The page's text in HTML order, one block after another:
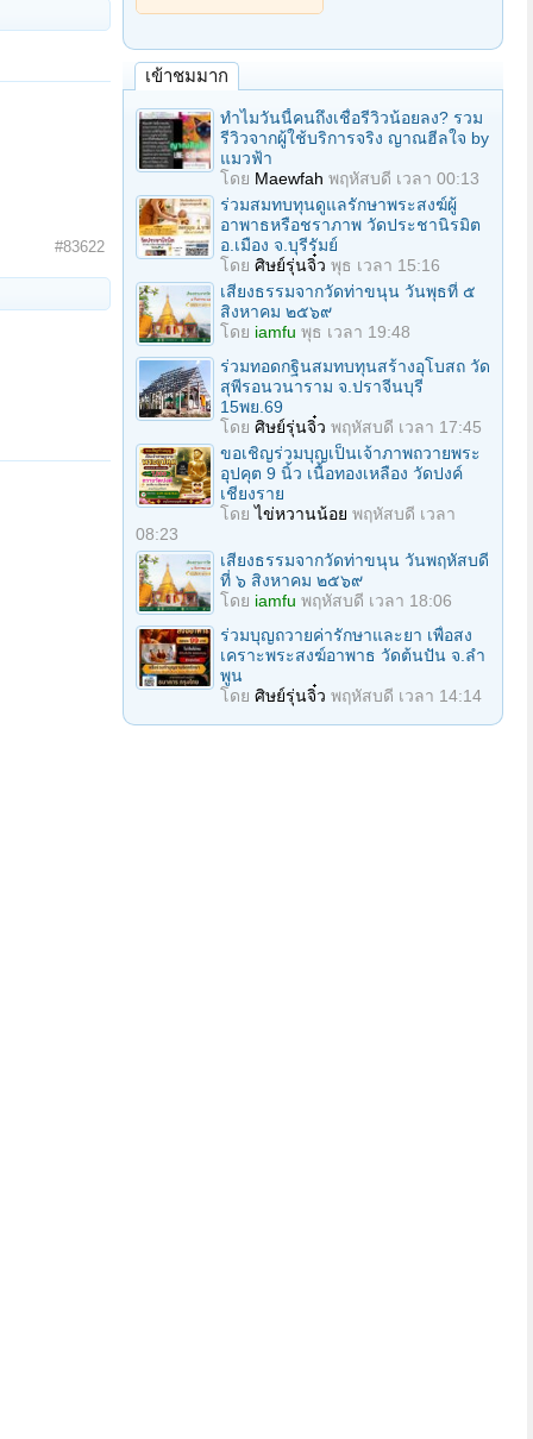
#83622
เข้าชมมาก
ทำไมวันนี้คนถึงเชื่อรีวิวน้อยลง? รวม
รีวิวจากผู้ใช้บริการจริง ญาณฮีลใจ by
แมวฟ้า
โดย Maewfah พฤหัสบดี เวลา 00:13
ร่วมสมทบทุนดูแลรักษาพระสงฆ์ผู้
อาพาธหรือชราภาพ วัดประชานิรมิต
อ.เมือง จ.บุรีรัมย์
โดย ศิษย์รุ่นจิ๋ว พุธ เวลา 15:16
เสียงธรรมจากวัดท่าขนุน วันพุธที่ ๕
สิงหาคม ๒๕๖๙
โดย iamfu พุธ เวลา 19:48
ร่วมทอดกฐินสมทบทุนสร้างอุโบสถ วัด
สุพีรอนวนาราม จ.ปราจีนบุรี
15พย.69
โดย ศิษย์รุ่นจิ๋ว พฤหัสบดี เวลา 17:45
ขอเชิญร่วมบุญเป็นเจ้าภาพถวายพระ
อุปคุต 9 นิ้ว เนื้อทองเหลือง วัดปงค์
เชียงราย
โดยไข่หวานน้อย พฤหัสบดี เวลา
08:23
เสียงธรรมจากวัดท่าขนุน วันพฤหัสบดี
ที่ ๖ สิงหาคม ๒๕๖๙
โดย iamfu พฤหัสบดี เวลา 18:06
ร่วมบุญถวายค่ารักษาและยา เพื่อสง
เคราะพระสงฆ์อาพาธ วัดต้นปัน จ.ลํา
พูน
โดย ศิษย์รุ่นจิ๋ว พฤหัสบดี เวลา 14:14